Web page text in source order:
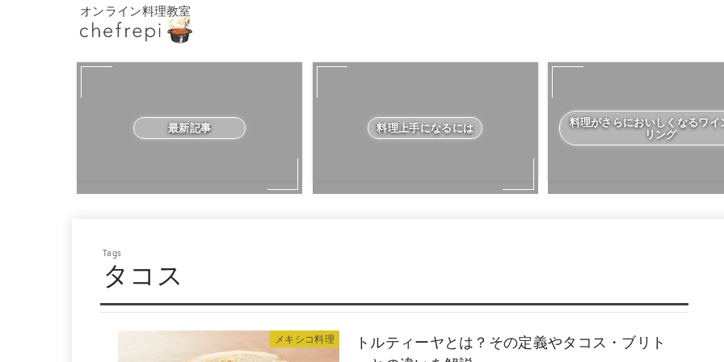
オンライン料理教室
最新記事 料理上手になるには
料理がさらにおいしくなるワイ
リング
タコス
メキシコ料理
トルティーヤとは？その定義やタコス・ブリト